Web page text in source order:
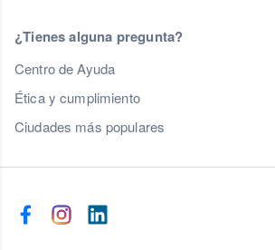
¿Tienes alguna pregunta?
Centro de Ayuda
Ética y cumplimiento
Ciudades más populares